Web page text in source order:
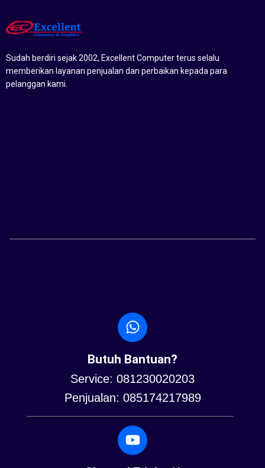
Sudah berdiri sejak 2002, Excellent Computer terus selalu
memberikan layanan penjualan dan perbaikan kepada para
pelanggan kami.
Butuh Bantuan?
Service: 081230020203
Penjualan: 085174217989